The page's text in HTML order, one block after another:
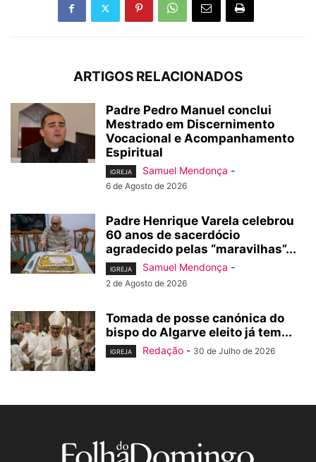
ARTIGOS RELACIONADOS
Padre Pedro Manuel conclui
Mestrado em Discernimento
Vocacional e Acompanhamento
Espiritual
IGREJA Samuel Mendonça -
6 de Agosto de 2026
Padre Henrique Varela celebrou
60 anos de sacerdócio
agradecido pelas “maravilhas”...
IGREJA Samuel Mendonça -
2 de Agosto de 2026
Tomada de posse canónica do
bispo do Algarve eleito já tem...
IGREJA Redação - 30 de Julho de 2026